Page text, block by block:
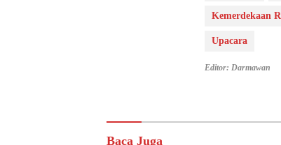
Kemerdekaan
Upacara
Editor: Darmawan
Baca Juga